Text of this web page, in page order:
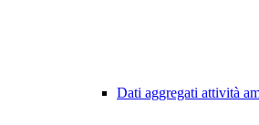
Dati aggregati attività